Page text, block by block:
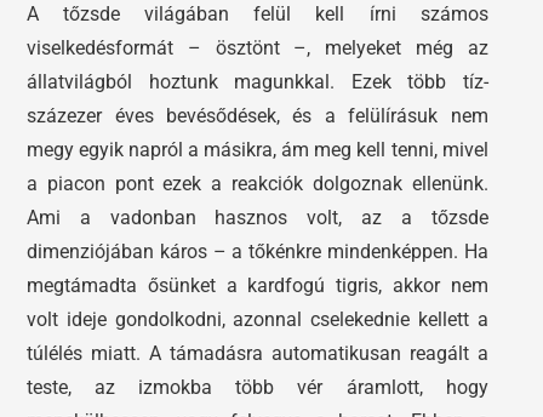
A tőzsde világában felül kell írni számos
viselkedésformát – ösztönt –, melyeket még az
állatvilágból hoztunk magunkkal. Ezek több tíz-
százezer éves bevésődések, és a felülírásuk nem
megy egyik napról a másikra, ám meg kell tenni, mivel
a piacon pont ezek a reakciók dolgoznak ellenünk.
Ami a vadonban hasznos volt, az a tőzsde
dimenziójában káros – a tőkénkre mindenképpen. Ha
megtámadta ősünket a kardfogú tigris, akkor nem
volt ideje gondolkodni, azonnal cselekednie kellett a
túlélés miatt. A támadásra automatikusan reagált a
teste, az izmokba több vér áramlott, hogy